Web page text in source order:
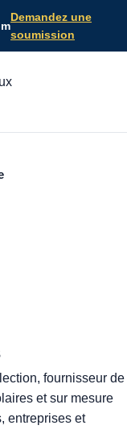
Demandez une
soumission
fournisseur de
et sur mesure
entreprises et